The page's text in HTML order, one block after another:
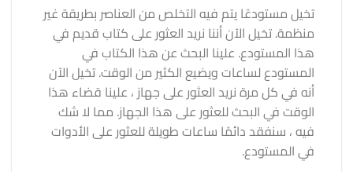
تخيل مستودعًا يتم فيه التخلص من العناصر بطريقة غير
منظمة. تخيل الآن أننا نريد العثور على كتاب قديم في
هذا المستودع. علينا البحث عن هذا الكتاب في
المستودع لساعات ويضيع الكثير من الوقت. تخيل الآن
أنه في كل مرة نريد العثور على جهاز ، علينا قضاء هذا
الوقت في البحث للعثور على هذا الجهاز. مما لا شك
فيه ، سنفقد دائمًا ساعات طويلة للعثور على الأدوات
في المستودع.